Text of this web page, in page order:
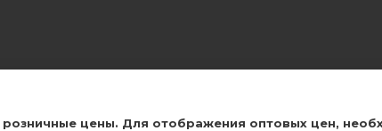
розничные цены. Для отображения оптовых цен,